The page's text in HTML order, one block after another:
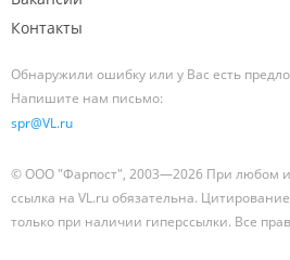
Контакты
Обнаружили ошибку или у Вас есть
Напишите нам письмо:
spr@VL.ru
© ООО "Фарпост", 2003—2026 При любом
ссылка на VL.ru обязательна.
только при наличии гиперссылки. Все